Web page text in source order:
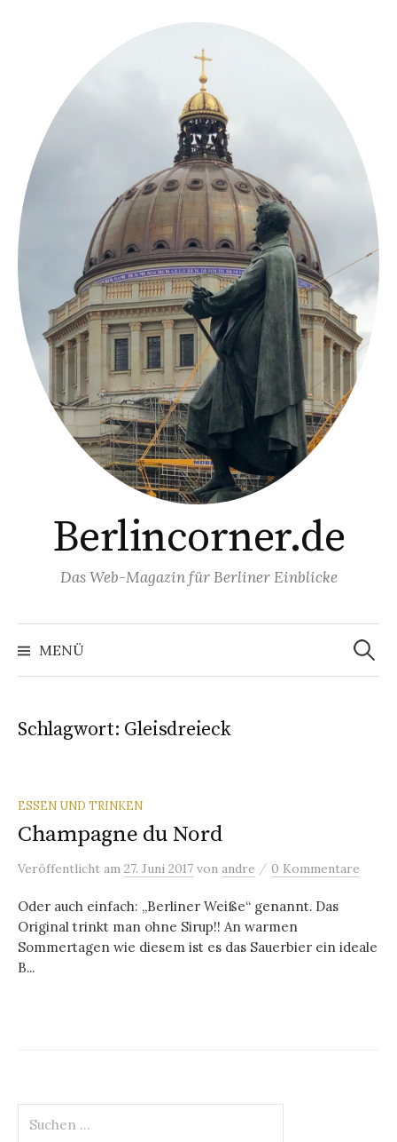
Berlincorner.de
Das Web-Magazin für Berliner Einblicke
MENÜ
Suchen
nach:
Schlagwort: Gleisdreieck
ESSEN UND TRINKEN
Champagne du Nord
Veröffentlicht am 27. Juni 2017 von andre / 0 Kommentare
Oder auch einfach: „Berliner Weiße“ genannt. Das
Original trinkt man ohne Sirup!! An warmen
Sommertagen wie diesem ist es das Sauerbier ein ideale
B...
nach: